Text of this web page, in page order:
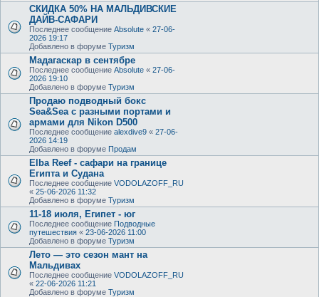
СКИДКА 50% НА МАЛЬДИВСКИЕ
ДАЙВ-САФАРИ
Последнее сообщение Absolute « 27-06-
2026 19:17
Добавлено в форуме Туризм
Мадагаскар в сентябре
Последнее сообщение Absolute « 27-06-
2026 19:10
Добавлено в форуме Туризм
Продаю подводный бокс
Sea&Sea с разными портами и
армами для Nikon D500
Последнее сообщение alexdive9 « 27-06-
2026 14:19
Добавлено в форуме Продам
Elba Reef - сафари на границе
Египта и Судана
Последнее сообщение VODOLAZOFF_RU
« 25-06-2026 11:32
Добавлено в форуме Туризм
11-18 июля, Египет - юг
Последнее сообщение Подводные
путешествия « 23-06-2026 11:00
Добавлено в форуме Туризм
Лето — это сезон мант на
Мальдивах
Последнее сообщение VODOLAZOFF_RU
« 22-06-2026 11:21
Добавлено в форуме Туризм